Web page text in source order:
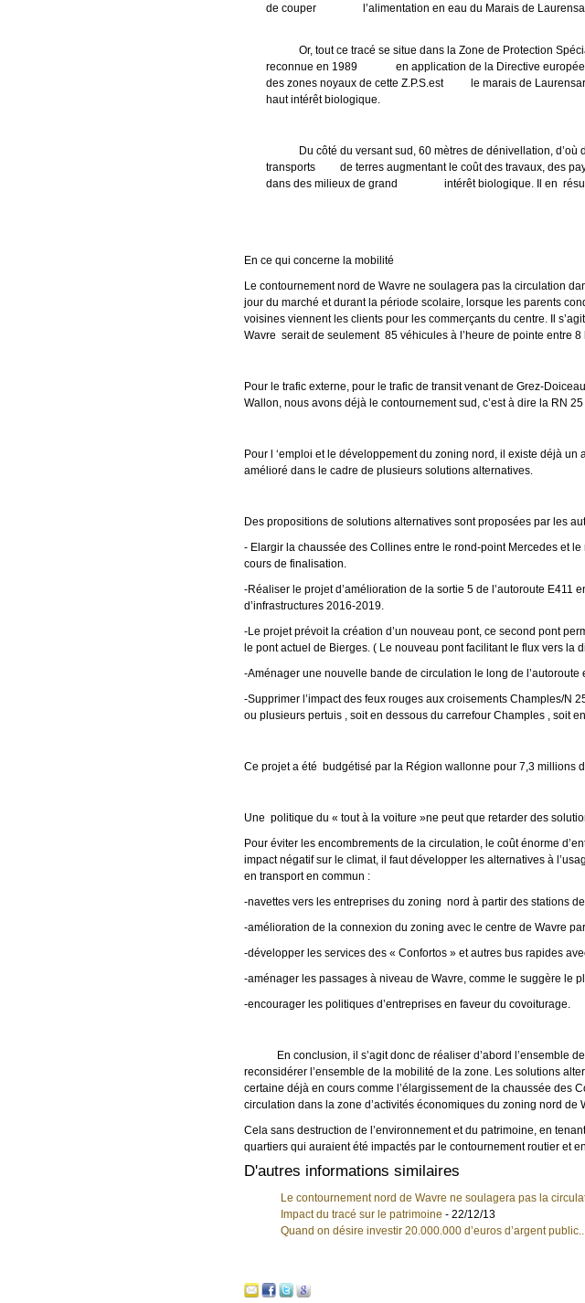
de couper l’alimentation en eau du
Or, tout ce tracé se situe dans la Zone de Protection
reconnue en 1989 en application de la Directive
des zones noyaux de cette Z.P.S.est le marais de
haut intérêt biologique.
Du côté du versant sud, 60 mètres de dénivellation,
transports de terres augmentant le coût des
dans des milieux de grand intérêt biologique. Il en
En ce qui concerne la mobilité
Le contournement nord de Wavre ne soulagera pas la circulation
jour du marché et durant la période scolaire, lorsque les parents
voisines viennent les clients pour les commerçants du centre. Il
Wavre serait de seulement 85 véhicules à l’heure de pointe entre 8
Pour le trafic externe, pour le trafic de transit venant de Grez-
Wallon, nous avons déjà le contournement sud, c’est à dire la RN
Pour l ‘emploi et le développement du zoning nord, il existe déjà
amélioré dans le cadre de plusieurs solutions alternatives.
Des propositions de solutions alternatives sont proposées par les
- Elargir la chaussée des Collines entre le rond-point Mercedes et
cours de finalisation.
-Réaliser le projet d’amélioration de la sortie 5 de l’autoroute
d’infrastructures 2016-2019.
-Le projet prévoit la création d’un nouveau pont, ce second pont
le pont actuel de Bierges. ( Le nouveau pont facilitant le flux vers la
-Aménager une nouvelle bande de circulation le long de l’autoroute
-Supprimer l’impact des feux rouges aux croisements Champles/N
ou plusieurs pertuis , soit en dessous du carrefour Champles , soit
Ce projet a été budgétisé par la Région wallonne pour 7,3 millions
Une politique du « tout à la voiture »ne peut que retarder des
Pour éviter les encombrements de la circulation, le coût énorme
impact négatif sur le climat, il faut développer les alternatives à
en transport en commun :
-navettes vers les entreprises du zoning nord à partir des stations
-amélioration de la connexion du zoning avec le centre de Wavre
-développer les services des « Confortos » et autres bus rapides
-aménager les passages à niveau de Wavre, comme le suggère le
-encourager les politiques d’entreprises en faveur du covoiturage.
En conclusion, il s’agit donc de réaliser d’abord l’ensemble
reconsidérer l’ensemble de la mobilité de la zone. Les solutions
certaine déjà en cours comme l’élargissement de la chaussée des
circulation dans la zone d’activités économiques du zoning nord de
Cela sans destruction de l’environnement et du patrimoine, en
quartiers qui auraient été impactés par le contournement routier et
D'autres informations similaires
Le contournement nord de Wavre ne soulagera pas la
Impact du tracé sur le patrimoine - 22/12/13
Quand on désire investir 20.000.000 d’euros d’argent